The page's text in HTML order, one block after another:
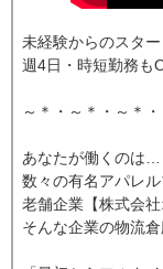
未経験からのスター
週4日・時短勤務
～＊・～＊・～＊・
あなたが働くのは…
数々の有名アパレ
老舗企業【株式会社
そんな企業の物流